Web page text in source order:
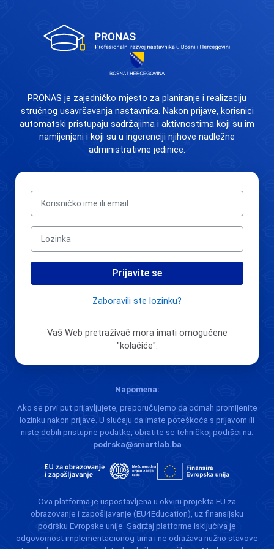
PRONAS je zajedničko mjesto za planiranje i realizaciju
stručnog usavršavanja nastavnika. Nakon prijave, korisnici
automatski pristupaju sadržajima i aktivnostima koji su im
namijenjeni i koji su u ingerenciji njihove nadležne
administrativne jedinice.
Prijavite se
Zaboravili ste lozinku?
Vaš Web pretraživač mora imati omogućene
"kolačiće".
Napomena:
Ako se prvi put prijavljujete, preporučujemo da odmah promijenite
lozinku nakon prijave. U slučaju da imate poteškoća s prijavom ili
niste dobili pristupne podatke, obratite se tehničkoj podršci na:
podrska@smartlab.ba
Ova platforma je uspostavljena u okviru projekta EU za
obrazovanje i zapošljavanje (EU4Education), uz finansijsku
podršku Evropske unije. Sadržaj platforme isključiva je
odgovornost implementacionog tima i ne odražava nužno stavove